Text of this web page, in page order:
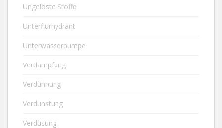
Ungelöste Stoffe
Unterflurhydrant
Unterwasserpumpe
Verdampfung
Verdünnung
Verdunstung
Verdüsung